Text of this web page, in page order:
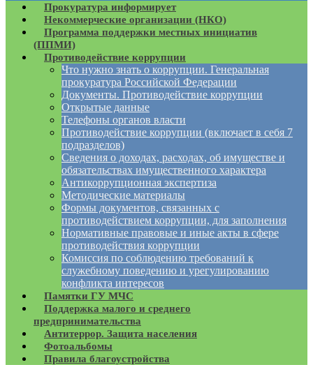
Прокуратура информирует
Некоммерческие организации (НКО)
Программа поддержки местных инициатив
(ППМИ)
Противодействие коррупции
Что нужно знать о коррупции. Генеральная
прокуратура Российской Федерации
Документы. Противодействие коррупции
Открытые данные
Телефоны органов власти
Противодействие коррупции (включает в себя 7
подразделов)
Сведения о доходах, расходах, об имуществе и
обязательствах имущественного характера
Антикоррупционная экспертиза
Методические материалы
Формы документов, связанных с
противодействием коррупции, для заполнения
Нормативные правовые и иные акты в сфере
противодействия коррупции
Комиссия по соблюдению требований к
служебному поведению и урегулированию
конфликта интересов
Памятки ГУ МЧС
Поддержка малого и среднего
предпринимательства
Антитеррор. Защита населения
Фотоальбомы
Правила благоустройства